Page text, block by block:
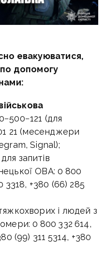
евакуюватися,
допомогу
(для
21 (месенджери
Signal);
запитів
ОВА: 0 800
3318, +380 (66) 285
і людей з
0 800 332 614,
(99) 311 5314, +380